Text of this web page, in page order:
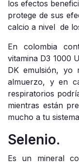
los efectos
protege de sus
calcio a nivel de
En colombia
vitamina D3 1000
DK emulsión, yo
almuerzo, y en
respiratorios
mientras están
mucho a tu
Selenio.
Es un mineral